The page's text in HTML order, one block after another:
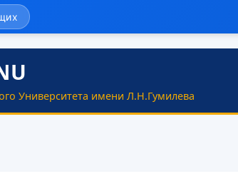
Университета имени Л.Н.Гумилева